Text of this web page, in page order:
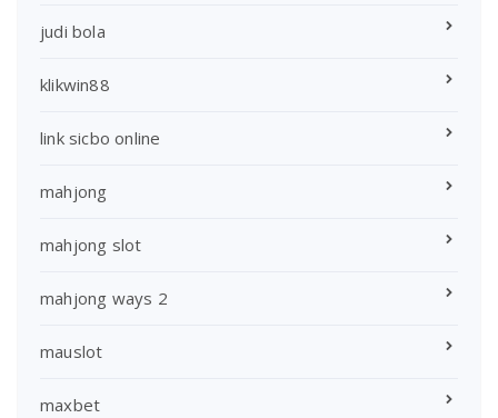
judi bola
klikwin88
link sicbo online
mahjong
mahjong slot
mahjong ways 2
mauslot
maxbet